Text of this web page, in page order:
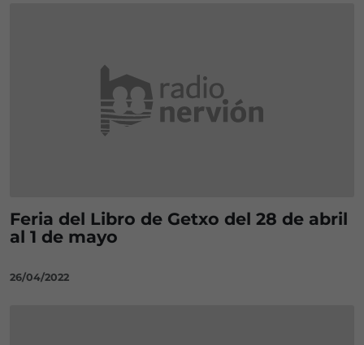
Feria del Libro de Getxo del 28 de abril
al 1 de mayo
26/04/2022